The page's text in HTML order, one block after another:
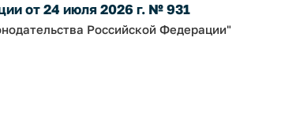
от 24 июля 2026 г. № 931
Российской Федерации"